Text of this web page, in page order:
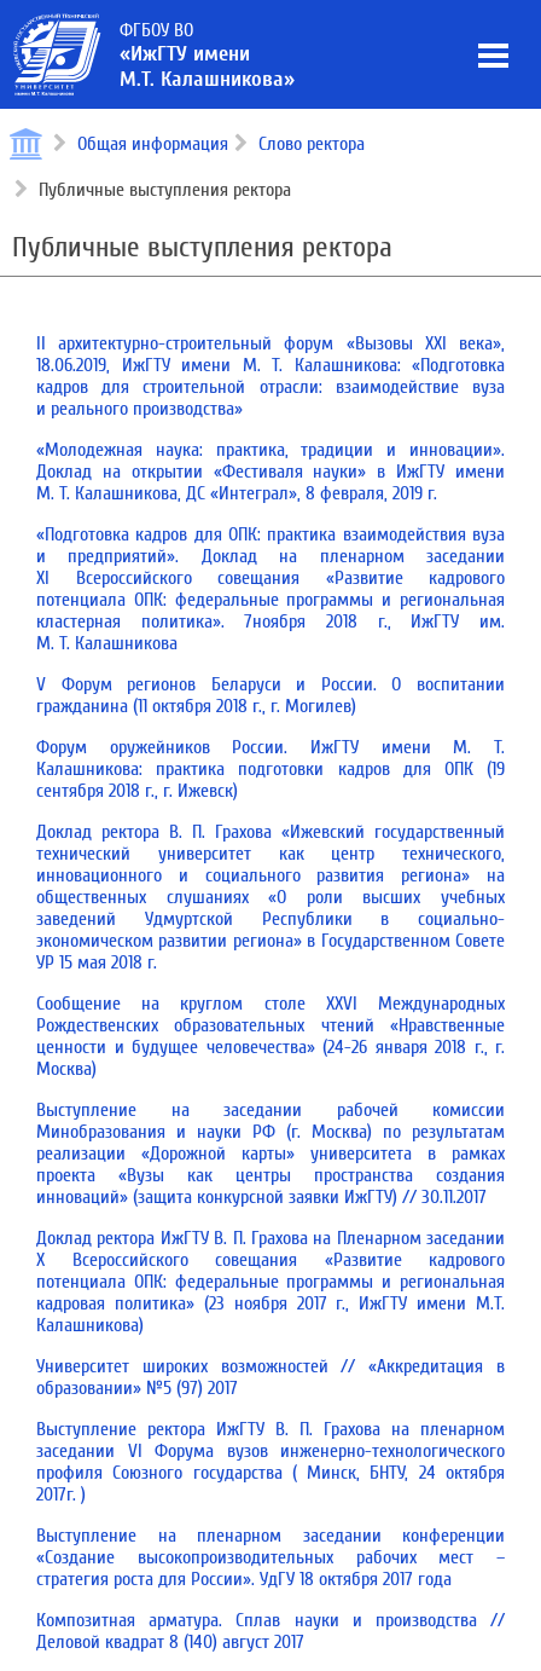
ФГБОУ ВО
«ИжГТУ имени
М.Т. Калашникова»
Общая информация Слово ректора
Публичные выступления ректора
Публичные выступления ректора
II архитектурно-строительный форум «Вызовы XXI века»,
18.06.2019, ИжГТУ имени М. Т. Калашникова: «Подготовка
кадров для строительной отрасли: взаимодействие вуза
и реального производства»
«Молодежная наука: практика, традиции и инновации».
Доклад на открытии «Фестиваля науки» в ИжГТУ имени
М. Т. Калашникова, ДС «Интеграл», 8 февраля, 2019 г.
«Подготовка кадров для ОПК: практика взаимодействия вуза
и предприятий». Доклад на пленарном заседании
ХI Всероссийского совещания «Развитие кадрового
потенциала ОПК: федеральные программы и региональная
кластерная политика». 7ноября 2018 г., ИжГТУ им.
М. Т. Калашникова
V Форум регионов Беларуси и России. О воспитании
гражданина (11 октября 2018 г., г. Могилев)
Форум оружейников России. ИжГТУ имени М. Т.
Калашникова: практика подготовки кадров для ОПК (19
сентября 2018 г., г. Ижевск)
Доклад ректора В. П. Грахова «Ижевский государственный
технический университет как центр технического,
инновационного и социального развития региона» на
общественных слушаниях «О роли высших учебных
заведений Удмуртской Республики в социально-
экономическом развитии региона» в Государственном Совете
УР 15 мая 2018 г.
Сообщение на круглом столе XXVI Международных
Рождественских образовательных чтений «Нравственные
ценности и будущее человечества» (24-26 января 2018 г., г.
Москва)
Выступление на заседании рабочей комиссии
Минобразования и науки РФ (г. Москва) по результатам
реализации «Дорожной карты» университета в рамках
проекта «Вузы как центры пространства создания
инноваций» (защита конкурсной заявки ИжГТУ) // 30.11.2017
Доклад ректора ИжГТУ В. П. Грахова на Пленарном заседании
X Всероссийского совещания «Развитие кадрового
потенциала ОПК: федеральные программы и региональная
кадровая политика» (23 ноября 2017 г., ИжГТУ имени М.Т.
Калашникова)
Университет широких возможностей // «Аккредитация в
образовании» №5 (97) 2017
Выступление ректора ИжГТУ В. П. Грахова на пленарном
заседании VI Форума вузов инженерно-технологического
профиля Союзного государства ( Минск, БНТУ, 24 октября
2017г. )
Выступление на пленарном заседании конференции
«Создание высокопроизводительных рабочих мест –
стратегия роста для России». УдГУ 18 октября 2017 года
Композитная арматура. Сплав науки и производства //
Деловой квадрат 8 (140) август 2017